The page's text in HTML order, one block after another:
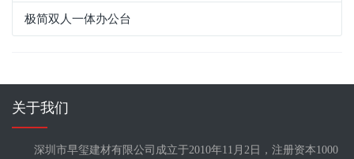
极简双人一体办公台
关于我们
深圳市早玺建材有限公司成立于2010年11月2日，注册资本1000